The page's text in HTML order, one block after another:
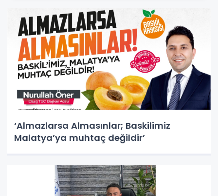
‘Almazlarsa Almasınlar; Baskilimiz
Malatya’ya muhtaç değildir’